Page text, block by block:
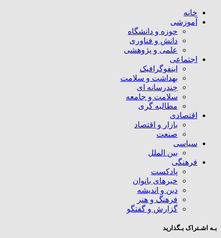
خانه
آموزشی
حوزه و دانشگاه
دانش و فناوری
علمی و پژوهشی
اجتماعی
اینفوگرافیک
بهداشت و سلامت
چندرسانه ای
سلامت و جامعه
مطالبه گری
اقتصادی
بازار و اقتصاد
صنعت
سیاسی
بین الملل
فرهنگی
پادکست
خبرهای بانوان
دین و اندیشه
فرهنگ و هنر
گزارش و گفتگو
بـه اشـتراک بـگذارید